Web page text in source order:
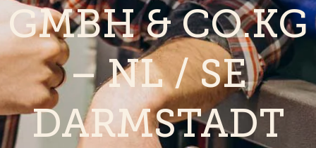
GMBH & CO.KG
– NL / SE
DARMSTADT